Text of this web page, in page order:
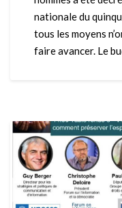
nationale du
tous les moyens
faire avancer. Le